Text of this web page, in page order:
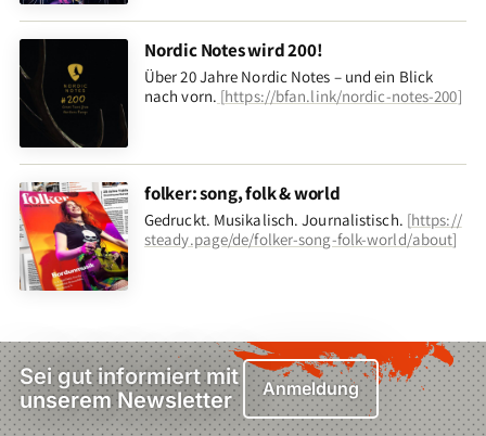
Nordic Notes wird 200!
Über 20 Jahre Nordic Notes – und ein Blick
nach vorn. [https://bfan.link/nordic-notes-200]
folker: song, folk & world
Gedruckt. Musikalisch. Journalistisch. [https://
steady.page/de/folker-song-folk-world/about]
Sei gut informiert mit
unserem Newsletter
Anmeldung